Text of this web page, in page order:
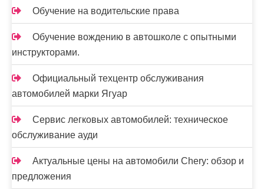
и
с
я
м
Обучение на водительские права
Обучение вождению в автошколе с опытными
инструкторами.
Официальный техцентр обслуживания
автомобилей марки Ягуар
Сервис легковых автомобилей: техническое
обслуживание ауди
Актуальные цены на автомобили Chery: обзор и
предложения